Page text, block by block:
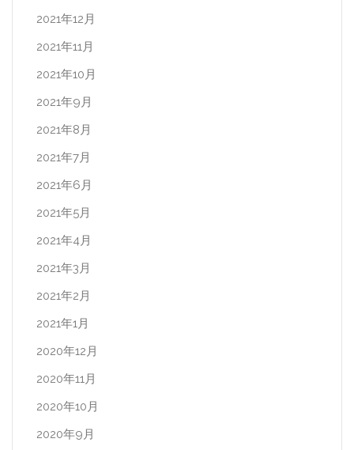
2021年12月
2021年11月
2021年10月
2021年9月
2021年8月
2021年7月
2021年6月
2021年5月
2021年4月
2021年3月
2021年2月
2021年1月
2020年12月
2020年11月
2020年10月
2020年9月